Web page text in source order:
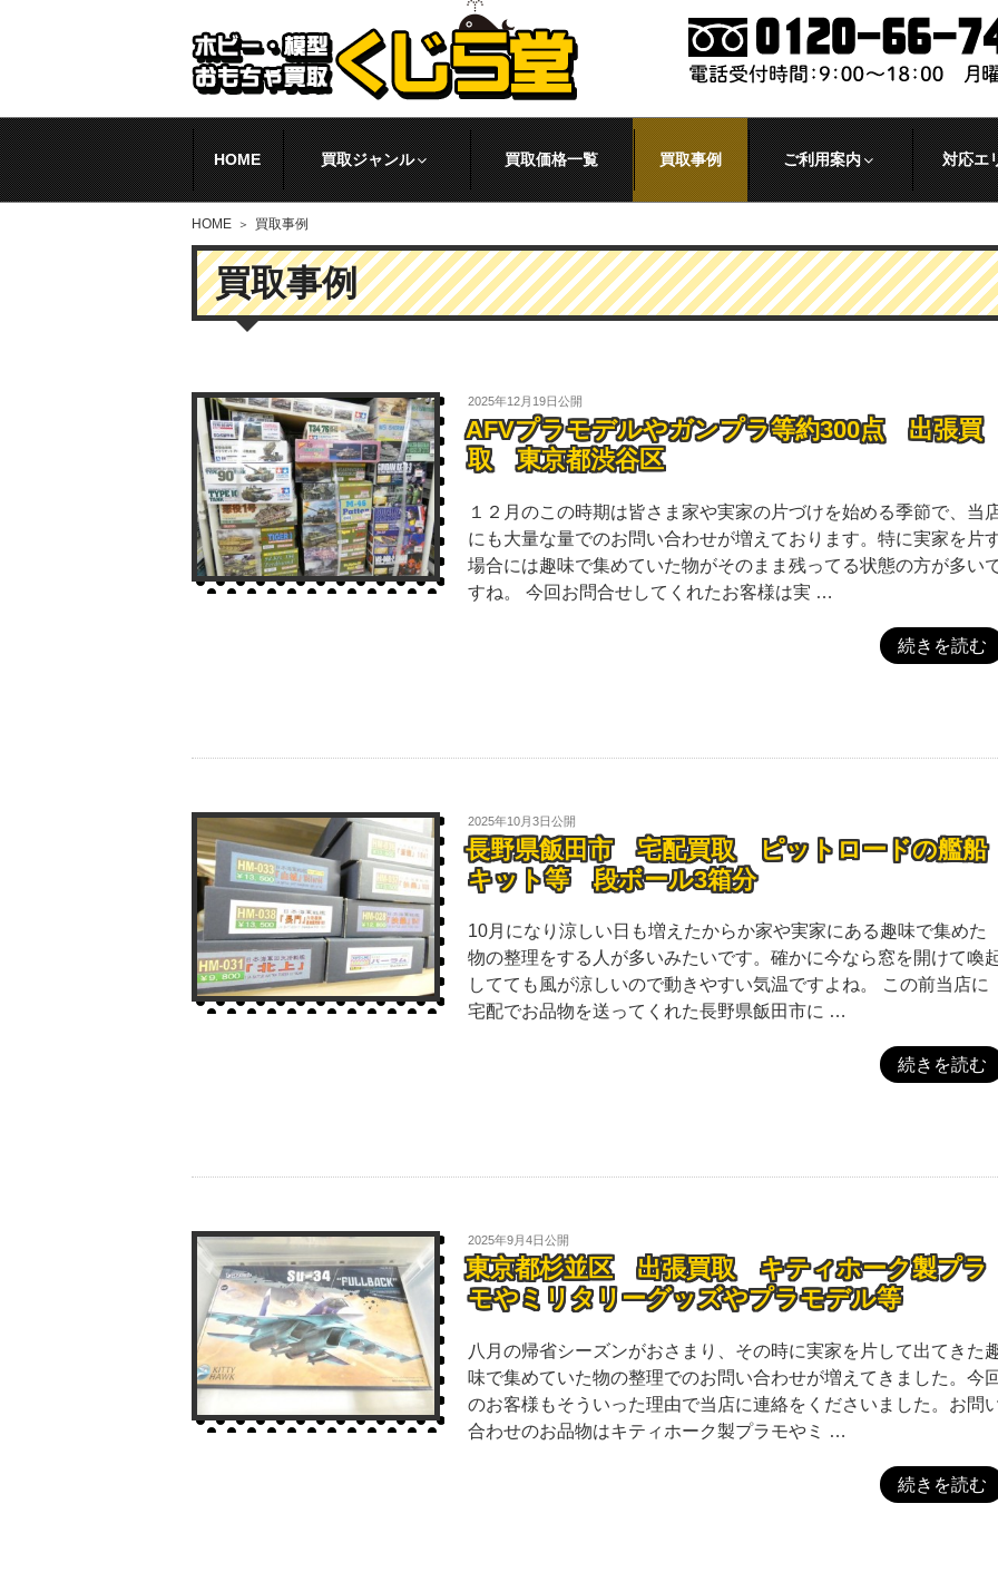
HOME 買取ジャンル 買取価格一覧 買取事例 ご利用案内 対応エ
HOME 買取事例
買取事例
2025年12月19日公開
AFVプラモデルやガンプラ等約300点 出張買
取 東京都渋谷区
１２月のこの時期は皆さま家や実家の片づけを始める季節で、当
にも大量な量でのお問い合わせが増えております。特に実家を片
場合には趣味で集めていた物がそのまま残ってる状態の方が多い
すね。 今回お問合せしてくれたお客様は実 …
続きを読む
2025年10月3日公開
長野県飯田市 宅配買取 ピットロードの艦船
キット等 段ボール3箱分
10月になり涼しい日も増えたからか家や実家にある趣味で集めた
物の整理をする人が多いみたいです。確かに今なら窓を開けて喚
してても風が涼しいので動きやすい気温ですよね。 この前当店に
宅配でお品物を送ってくれた長野県飯田市に …
続きを読む
2025年9月4日公開
東京都杉並区 出張買取 キティホーク製プラ
モやミリタリーグッズやプラモデル等
八月の帰省シーズンがおさまり、その時に実家を片して出てきた
味で集めていた物の整理でのお問い合わせが増えてきました。今
のお客様もそういった理由で当店に連絡をくださいました。お問
合わせのお品物はキティホーク製プラモやミ …
続きを読む